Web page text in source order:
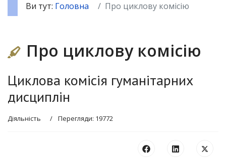
Ви тут: Головна Про циклову комісію
Про циклову комісію
Циклова комісія гуманітарних
дисциплін
Діяльність Перегляди: 19772